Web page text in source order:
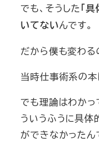
でも、そうした「
いてないんです。
だから僕も変わる
当時仕事術系の本
でも理論はわか
ういうふうに具体
ができなかったん